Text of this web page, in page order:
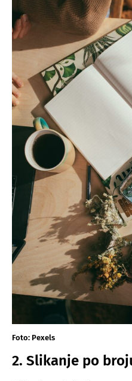
Foto: Pexels
2. Slikanje po